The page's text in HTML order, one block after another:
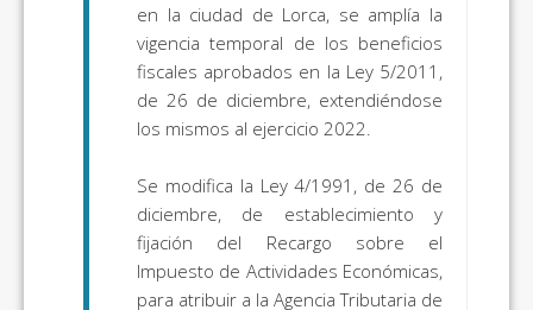
en la ciudad de Lorca, se amplía la
vigencia temporal de los beneficios
fiscales aprobados en la Ley 5/2011,
de 26 de diciembre, extendiéndose
los mismos al ejercicio 2022.
Se modifica la Ley 4/1991, de 26 de
diciembre, de establecimiento y
fijación del Recargo sobre el
Impuesto de Actividades Económicas,
para atribuir a la Agencia Tributaria de